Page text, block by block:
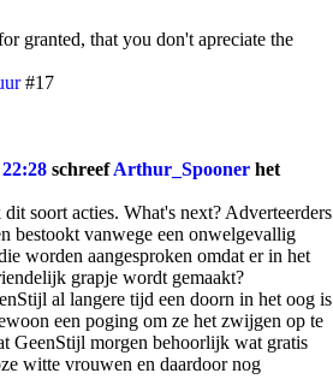
granted, that you don't apreciate the
#17
schreefArthur_Spooner het
soort acties. What's next? Adverteerders
bestookt vanwege een onwelgevallig
worden aangesproken omdat er in het
grapje wordt gemaakt?
al langere tijd een doorn in het oog is
een poging om ze het zwijgen op te
GeenStijl morgen behoorlijk wat gratis
witte vrouwen en daardoor nog